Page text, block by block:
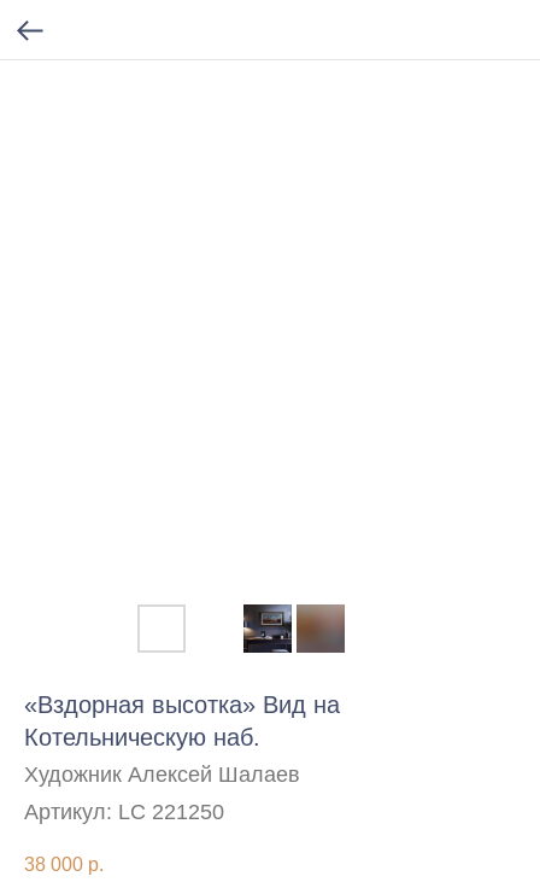
«Вздорная высотка» Вид на
Котельническую наб.
Художник Алексей Шалаев
Артикул: LC 221250
38 000 р.